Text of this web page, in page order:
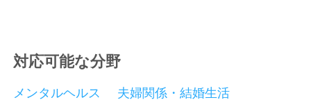
対応可能な分野
メンタルヘルス
夫婦関係・結婚生活